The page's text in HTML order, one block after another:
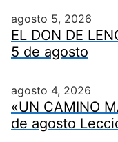
agosto 5, 2026
EL DON DE
5 de agosto
agosto 4, 2026
«UN CAMINO
de agosto